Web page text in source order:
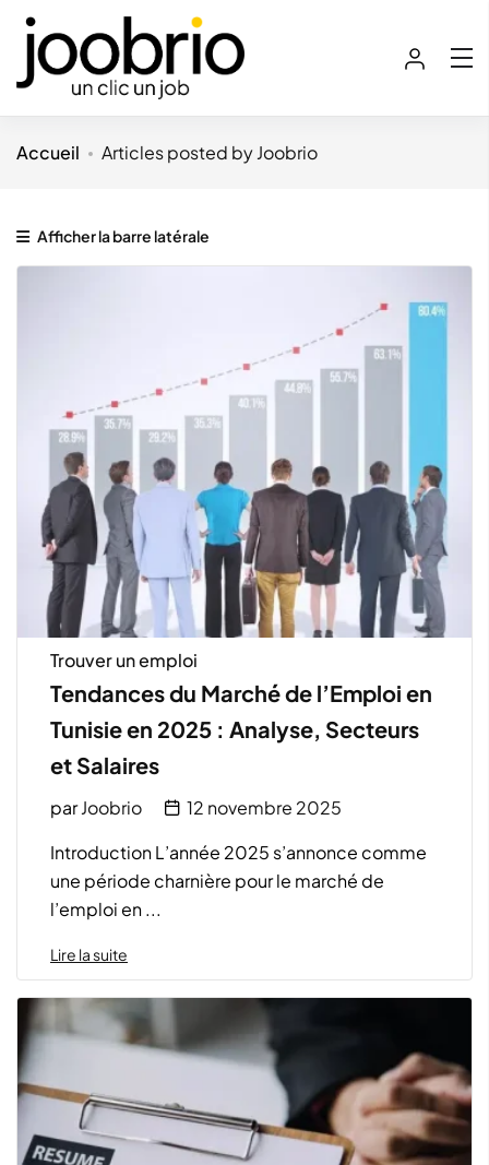
Accueil Articles posted by Joobrio
Afficher la barre latérale
Trouver un emploi
Tendances du Marché de l’Emploi en
Tunisie en 2025 : Analyse, Secteurs
et Salaires
parJoobrio
12 novembre 2025
Introduction L’année 2025 s’annonce comme
une période charnière pour le marché de
l’emploi en ...
Lire la suite